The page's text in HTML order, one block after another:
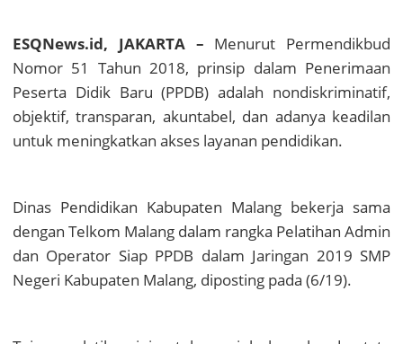
ESQNews.id, JAKARTA – Menurut Permendikbud
Nomor 51 Tahun 2018, prinsip dalam Penerimaan
Peserta Didik Baru (PPDB) adalah nondiskriminatif,
objektif, transparan, akuntabel, dan adanya keadilan
untuk meningkatkan akses layanan pendidikan.
Dinas Pendidikan Kabupaten Malang bekerja sama
dengan Telkom Malang dalam rangka Pelatihan Admin
dan Operator Siap PPDB dalam Jaringan 2019 SMP
Negeri Kabupaten Malang, diposting pada (6/19).